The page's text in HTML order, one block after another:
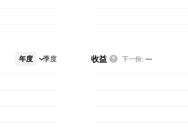
年度 季度
更多 收益 下一份: —